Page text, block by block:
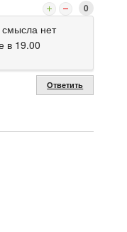
0
смысла нет
в 19.00
Ответить